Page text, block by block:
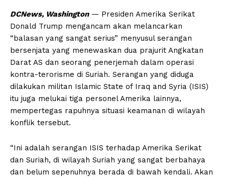
DCNews, Washington— Presiden Amerika Serikat
Donald Trump mengancam akan melancarkan
“balasan yang sangat serius” menyusul serangan
bersenjata yang menewaskan dua prajurit Angkatan
Darat AS dan seorang penerjemah dalam operasi
kontra-terorisme di Suriah. Serangan yang diduga
dilakukan militan Islamic State of Iraq and Syria (ISIS)
itu juga melukai tiga personel Amerika lainnya,
mempertegas rapuhnya situasi keamanan di wilayah
konflik tersebut.
“Ini adalah serangan ISIS terhadap Amerika Serikat
dan Suriah, di wilayah Suriah yang sangat berbahaya
dan belum sepenuhnya berada di bawah kendali. Akan